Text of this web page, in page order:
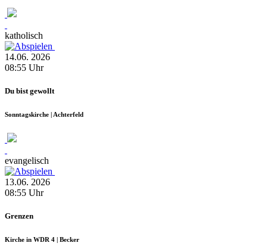
katholisch
14.06. 2026
08:55 Uhr
Du bist gewollt
Sonntagskirche | Achterfeld
evangelisch
13.06. 2026
08:55 Uhr
Grenzen
Kirche in WDR 4 | Becker